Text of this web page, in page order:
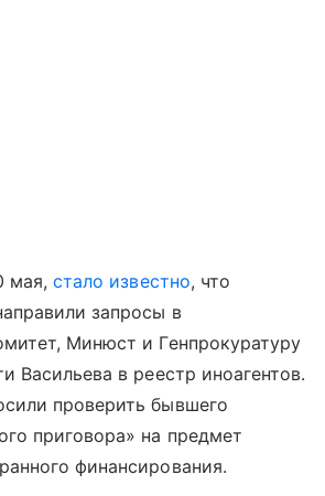
мая,стало известно, что
запросы в
Минюст и Генпрокуратуру
Васильева в реестр иноагентов.
проверить бывшего
приговора» на предмет
финансирования.